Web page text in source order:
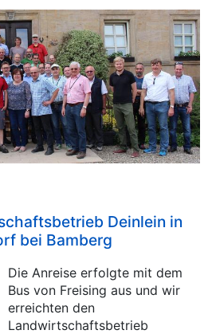
Deinlein in
bei Bamberg
Die Anreise erfolgte mit dem
Bus von Freising aus und wir
erreichten den
Landwirtschaftsbetrieb